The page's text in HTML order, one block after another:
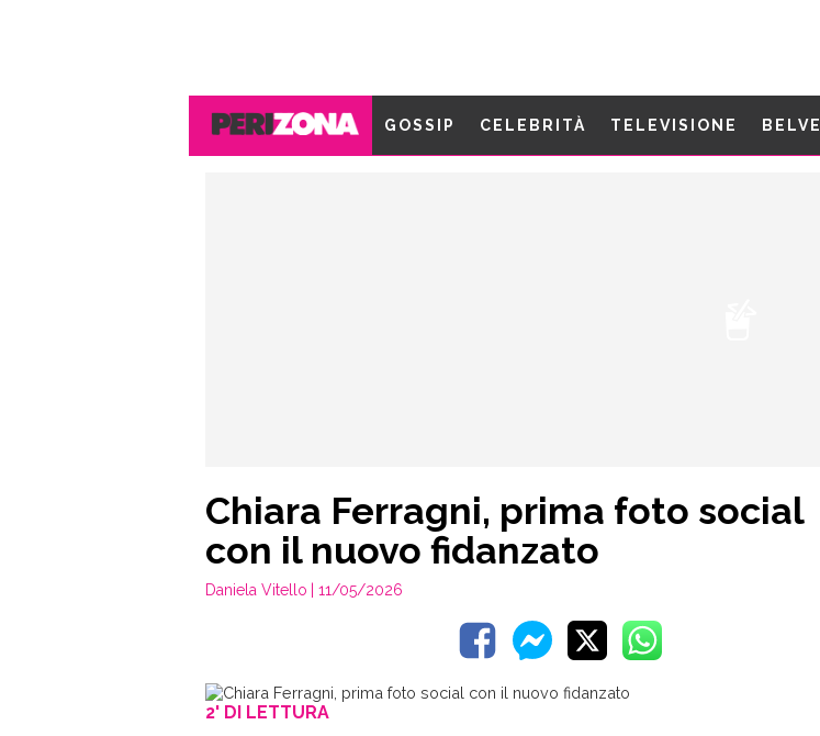
GOSSIP CELEBRITÀ TELEVISIONE BELVE
Chiara Ferragni, prima foto social
con il nuovo fidanzato
Daniela Vitello | 11/05/2026
2' DI LETTURA